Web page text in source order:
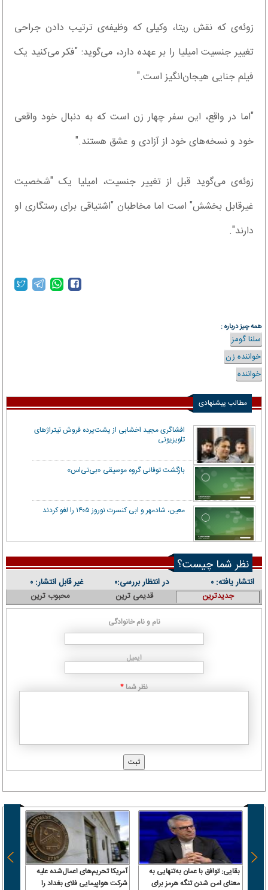
زوئه‌ی که نقش ریتا، وکیلی که وظیفه‌ی ترتیب دادن جراحی
تغییر جنسیت امیلیا را بر عهده دارد، می‌گوید: "فکر می‌کنید یک
فیلم جنایی هیجان‌انگیز است."
"اما در واقع، این سفر چهار زن است که به دنبال خود واقعی
خود و نسخه‌های خود از آزادی و عشق هستند."
زوئه‌ی می‌گوید قبل از تغییر جنسیت، امیلیا یک "شخصیت
غیرقابل بخشش" است اما مخاطبان "اشتیاقی برای رستگاری او
دارند".
همه چیز درباره :
سلنا گومز
خواننده زن
خواننده
مطالب پیشنهادی
افشاگری مجید اخشابی از پشت‌پرده فروش تیتراژهای
تلویزیونی
بازگشت توفانی گروه موسیقی «بی‌تی‌اس»
معین، شادمهر و ابی کنسرت نوروز ۱۴۰۵ را لغو کردند
نظر شما چیست؟
انتشار یافته: ۰ در انتظار بررسی:۰ غیر قابل انتشار: ۰
جدیدترین قدیمی ترین محبوب ترین
نام و نام خانوادگی
ایمیل
نظر شما *
بقایی: توافق با عمان به‌تنهایی به
معنای امن شدن تنگه هرمز برای
آمریکا تحریم‌های اعمال‌شده علیه
شرکت هواپیمایی فلای بغداد را